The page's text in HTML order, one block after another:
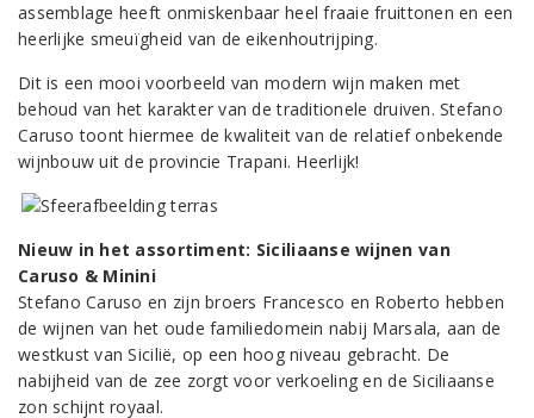
assemblage heeft onmiskenbaar heel fraaie fruittonen en een
heerlijke smeuïgheid van de eikenhoutrijping.
Dit is een mooi voorbeeld van modern wijn maken met
behoud van het karakter van de traditionele druiven. Stefano
Caruso toont hiermee de kwaliteit van de relatief onbekende
wijnbouw uit de provincie Trapani. Heerlijk!
Nieuw in het assortiment: Siciliaanse wijnen van
Caruso & Minini
Stefano Caruso en zijn broers Francesco en Roberto hebben
de wijnen van het oude familiedomein nabij Marsala, aan de
westkust van Sicilië, op een hoog niveau gebracht. De
nabijheid van de zee zorgt voor verkoeling en de Siciliaanse
zon schijnt royaal.